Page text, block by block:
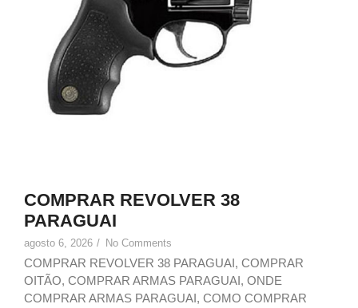
COMPRAR REVOLVER 38
PARAGUAI
agosto 6, 2026 / No Comments
COMPRAR REVOLVER 38 PARAGUAI, COMPRAR
OITÃO, COMPRAR ARMAS PARAGUAI, ONDE
COMPRAR ARMAS PARAGUAI, COMO COMPRAR